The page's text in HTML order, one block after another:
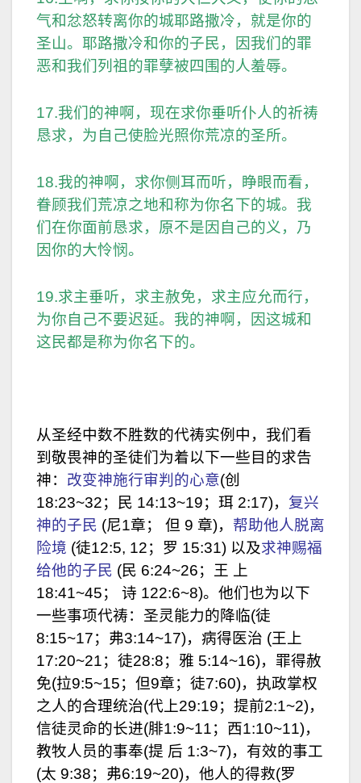
气和忿怒转离你的城耶路撒冷，就是你的
圣山。耶路撒冷和你的子民，因我们的罪
恶和我们列祖的罪孽被四围的人羞辱。
17.我们的神啊，现在求你垂听仆人的祈祷
恳求，为自己使脸光照你荒凉的圣所。
18.我的神啊，求你侧耳而听，睁眼而看，
眷顾我们荒凉之地和称为你名下的城。我
们在你面前恳求，原不是因自己的义，乃
因你的大怜悯。
19.求主垂听，求主赦免，求主应允而行，
为你自己不要迟延。我的神啊，因这城和
这民都是称为你名下的。
从圣经中数不胜数的代祷实例中，我们看
到敬畏神的圣徒们为着以下一些目的求告
神： 改变神施行审判的心意(创
18:23~32；民 14:13~19；珥 2:17)， 复兴
神的子民 (尼1章； 但 9 章)， 帮助他人脱离
险境 (徒12:5, 12；罗 15:31) 以及求神赐福
给他的子民 (民 6:24~26；王 上
18:41~45； 诗 122:6~8)。他们也为以下
一些事项代祷：圣灵能力的降临(徒
8:15~17；弗3:14~17)，病得医治 (王上
17:20~21；徒28:8；雅 5:14~16)，罪得赦
免(拉9:5~15；但9章；徒7:60)，执政掌权
之人的合理统治(代上29:19；提前2:1~2)，
信徒灵命的长进(腓1:9~11；西1:10~11)，
教牧人员的事奉(提 后 1:3~7)，有效的事工
(太 9:38；弗6:19~20)，他人的得救(罗